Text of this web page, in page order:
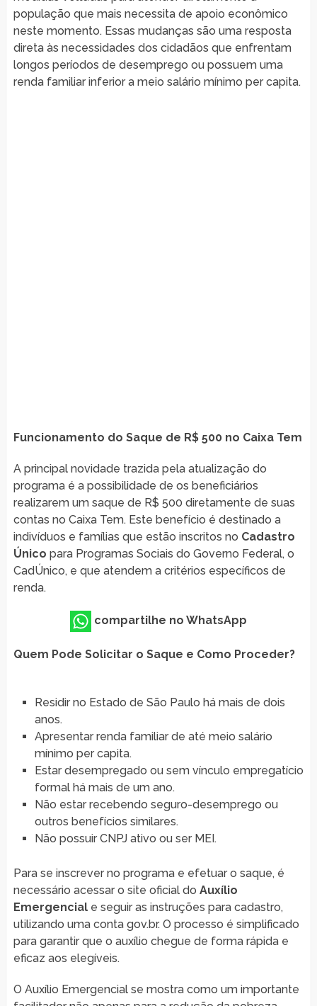
população que mais necessita de apoio econômico
neste momento. Essas mudanças são uma resposta
direta às necessidades dos cidadãos que enfrentam
longos períodos de desemprego ou possuem uma
renda familiar inferior a meio salário mínimo per capita.
Funcionamento do Saque de R$ 500 no Caixa Tem
A principal novidade trazida pela atualização do
programa é a possibilidade de os beneficiários
realizarem um saque de R$ 500 diretamente de suas
contas no Caixa Tem. Este benefício é destinado a
indivíduos e famílias que estão inscritos no Cadastro
Único para Programas Sociais do Governo Federal, o
CadÚnico, e que atendem a critérios específicos de
renda.
compartilhe no WhatsApp
Quem Pode Solicitar o Saque e Como Proceder?
Residir no Estado de São Paulo há mais de dois
anos.
Apresentar renda familiar de até meio salário
mínimo per capita.
Estar desempregado ou sem vínculo empregatício
formal há mais de um ano.
Não estar recebendo seguro-desemprego ou
outros benefícios similares.
Não possuir CNPJ ativo ou ser MEI.
Para se inscrever no programa e efetuar o saque, é
necessário acessar o site oficial do Auxílio
Emergenciale seguir as instruções para cadastro,
utilizando uma conta gov.br. O processo é simplificado
para garantir que o auxílio chegue de forma rápida e
eficaz aos elegíveis.
O Auxílio Emergencial se mostra como um importante